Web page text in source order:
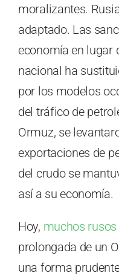
moralizantes.
adaptado. Las
economía en lugar
nacional ha
por los modelos
del tráfico de
Ormuz, se
exportaciones de
del crudo se
así a su economía.
Hoy, muchos rusos
prolongada de un
una forma